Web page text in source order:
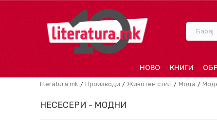
Барај
НОВО КНИГИ
literatura.mk Производи Животен стил Мода
НЕСЕСЕРИ - МОДНИ